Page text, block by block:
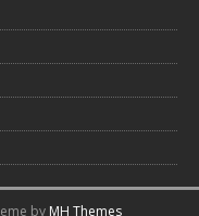
by MH Themes